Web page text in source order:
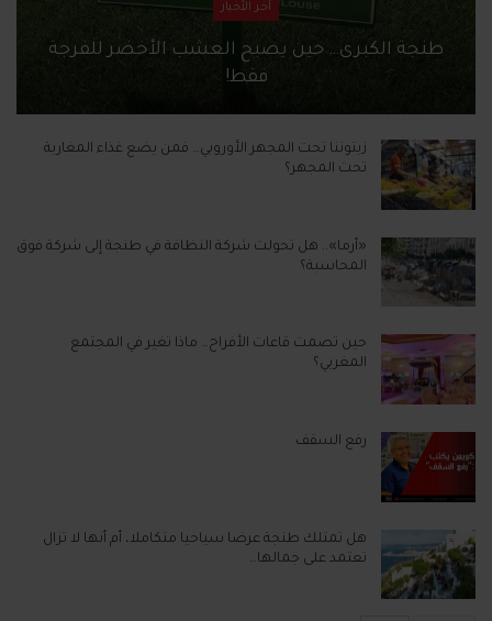
آخر الأخبار
طنجة الكبرى… حين يصبح العشب الأخضر للفرجة
فقط!
زيتوننا تحت المجهر الأوروبي… فمن يضع غذاء المغاربة
تحت المجهر؟
«أرما».. هل تحولت شركة النظافة في طنجة إلى شركة فوق
المحاسبة؟
حين تصمت قاعات الأفراح… ماذا تغير في المجتمع
المغربي؟
رفع السقف
هل تمتلك طنجة عرضا سياحيا متكاملا، أم أنها لا تزال
تعتمد على جمالها…